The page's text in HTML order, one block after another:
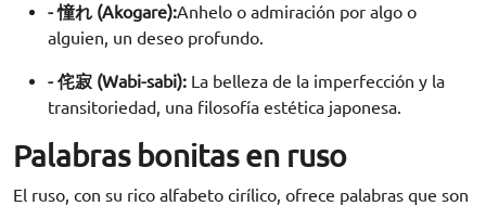
- 憧れ (Akogare):Anhelo o admiración por algo o
alguien, un deseo profundo.
- 侘寂 (Wabi-sabi): La belleza de la imperfección y la
transitoriedad, una filosofía estética japonesa.
Palabras bonitas en ruso
El ruso, con su rico alfabeto cirílico, ofrece palabras que son